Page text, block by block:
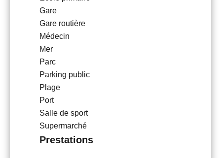
Gare
Gare routière
Médecin
Mer
Parc
Parking public
Plage
Port
Salle de sport
Supermarché
Prestations